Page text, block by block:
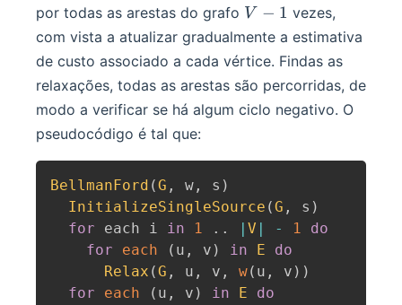
por todas as arestas do grafo V
-
1
V − 1 vezes,
com vista a atualizar gradualmente a estimativa
de custo associado a cada vértice. Findas as
relaxações, todas as arestas são percorridas, de
modo a verificar se há algum ciclo negativo. O
pseudocódigo é tal que:
BellmanFord (G , w , s )
InitializeSingleSource (G , s )
for each i in 1 .. | V | - 1
do
for
each ( u , v ) in E
do
Relax (G , u , v , w( u , v ) )
for
each ( u , v ) in E
do